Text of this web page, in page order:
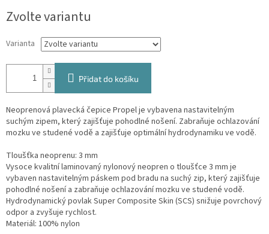
cena:
Zvolte variantu
Varianta
Přidat do košíku
Neoprenová plavecká čepice Propel je vybavena nastavitelným
suchým zipem, který zajišťuje pohodlné nošení. Zabraňuje ochlazování
mozku ve studené vodě a zajišťuje optimální hydrodynamiku ve vodě.
Tloušťka neoprenu: 3 mm
Vysoce kvalitní laminovaný nylonový neopren o tloušťce 3 mm je
vybaven nastavitelným páskem pod bradu na suchý zip, který zajišťuje
pohodlné nošení a zabraňuje ochlazování mozku ve studené vodě.
Hydrodynamický povlak Super Composite Skin (SCS) snižuje povrchový
odpor a zvyšuje rychlost.
Materiál: 100% nylon